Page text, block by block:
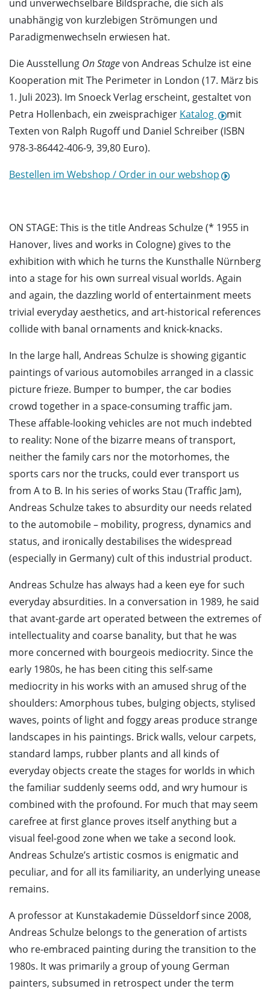
und unverwechselbare Bildsprache, die sich als
unabhängig von kurzlebigen Strömungen und
Paradigmenwechseln erwiesen hat.
Die Ausstellung On Stagevon Andreas Schulze ist eine
Kooperation mit The Perimeter in London (17. März bis
1. Juli 2023). Im Snoeck Verlag erscheint, gestaltet von
Petra Hollenbach, ein zweisprachiger Katalog
mit
Texten von Ralph Rugoff und Daniel Schreiber (ISBN
978-3-86442-406-9, 39,80 Euro).
Bestellen im Webshop / Order in our webshop
ON STAGE: This is the title Andreas Schulze (* 1955 in
Hanover, lives and works in Cologne) gives to the
exhibition with which he turns the Kunsthalle Nürnberg
into a stage for his own surreal visual worlds. Again
and again, the dazzling world of entertainment meets
trivial everyday aesthetics, and art-historical references
collide with banal ornaments and knick-knacks.
In the large hall, Andreas Schulze is showing gigantic
paintings of various automobiles arranged in a classic
picture frieze. Bumper to bumper, the car bodies
crowd together in a space-consuming traffic jam.
These affable-looking vehicles are not much indebted
to reality: None of the bizarre means of transport,
neither the family cars nor the motorhomes, the
sports cars nor the trucks, could ever transport us
from A to B. In his series of works Stau (Traffic Jam),
Andreas Schulze takes to absurdity our needs related
to the automobile – mobility, progress, dynamics and
status, and ironically destabilises the widespread
(especially in Germany) cult of this industrial product.
Andreas Schulze has always had a keen eye for such
everyday absurdities. In a conversation in 1989, he said
that avant-garde art operated between the extremes of
intellectuality and coarse banality, but that he was
more concerned with bourgeois mediocrity. Since the
early 1980s, he has been citing this self-same
mediocrity in his works with an amused shrug of the
shoulders: Amorphous tubes, bulging objects, stylised
waves, points of light and foggy areas produce strange
landscapes in his paintings. Brick walls, velour carpets,
standard lamps, rubber plants and all kinds of
everyday objects create the stages for worlds in which
the familiar suddenly seems odd, and wry humour is
combined with the profound. For much that may seem
carefree at first glance proves itself anything but a
visual feel-good zone when we take a second look.
Andreas Schulze’s artistic cosmos is enigmatic and
peculiar, and for all its familiarity, an underlying unease
remains.
A professor at Kunstakademie Düsseldorf since 2008,
Andreas Schulze belongs to the generation of artists
who re-embraced painting during the transition to the
1980s. It was primarily a group of young German
painters, subsumed in retrospect under the term